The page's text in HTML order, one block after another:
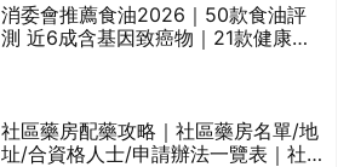
消委會推薦食油2026｜50款食油評
測 近6成含基因致癌物｜21款健康煮
社區藥房配藥攻略｜社區藥房名單/地
址/合資格人士/申請辦法一覽表｜社